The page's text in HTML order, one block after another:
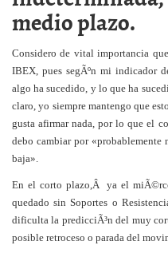
medio plazo.
Considero de vital importancia
IBEX, pues segÃºn mi indicador
algo ha sucedido, y lo que ha
claro, yo siempre mantengo que
gusta afirmar nada, por lo que el
debo cambiar por «probablemente
baja».
En el corto plazo,Â ya el
quedado sin Soportes o
dificulta la predicciÃ³n del muy
posible retroceso o parada del